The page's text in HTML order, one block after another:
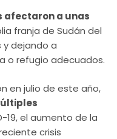
afectaron a unas
franja de Sudán del
y dejando a
o refugio adecuados.
en julio de este año,
19, el aumento de la
crisis